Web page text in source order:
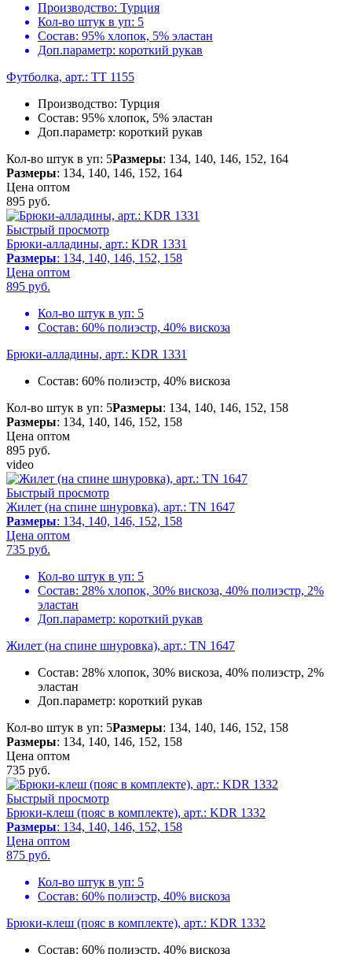
Производство: Турция
Кол-во штук в уп: 5
Состав: 95% хлопок, 5% эластан
Доп.параметр: короткий рукав
Футболка, арт.: TT 1155
Производство: Турция
Состав: 95% хлопок, 5% эластан
Доп.параметр: короткий рукав
Кол-во штук в уп: 5Размеры: 134, 140, 146, 152, 164
Размеры: 134, 140, 146, 152, 164
Цена оптом
895 руб.
Быстрый просмотр
Брюки-алладины, арт.: KDR 1331
Размеры: 134, 140, 146, 152, 158
Цена оптом
895 руб.
Кол-во штук в уп: 5
Состав: 60% полиэстр, 40% вискоза
Брюки-алладины, арт.: KDR 1331
Состав: 60% полиэстр, 40% вискоза
Кол-во штук в уп: 5Размеры: 134, 140, 146, 152, 158
Размеры: 134, 140, 146, 152, 158
Цена оптом
895 руб.
video
Быстрый просмотр
Жилет (на спине шнуровка), арт.: TN 1647
Размеры: 134, 140, 146, 152, 158
Цена оптом
735 руб.
Кол-во штук в уп: 5
Состав: 28% хлопок, 30% вискоза, 40% полиэстр, 2%
эластан
Доп.параметр: короткий рукав
Жилет (на спине шнуровка), арт.: TN 1647
Состав: 28% хлопок, 30% вискоза, 40% полиэстр, 2%
эластан
Доп.параметр: короткий рукав
Кол-во штук в уп: 5Размеры: 134, 140, 146, 152, 158
Размеры: 134, 140, 146, 152, 158
Цена оптом
735 руб.
Быстрый просмотр
Брюки-клеш (пояс в комплекте), арт.: KDR 1332
Размеры: 134, 140, 146, 152, 158
Цена оптом
875 руб.
Кол-во штук в уп: 5
Состав: 60% полиэстр, 40% вискоза
Брюки-клеш (пояс в комплекте), арт.: KDR 1332
Состав: 60% полиэстр, 40% вискоза